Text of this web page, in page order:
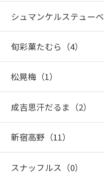
シュマンケルステューベ
旬彩菓たむら （4）
松晃梅（1）
成吉思汗だるま （2）
新宿高野 （11）
スナッフルス （0）